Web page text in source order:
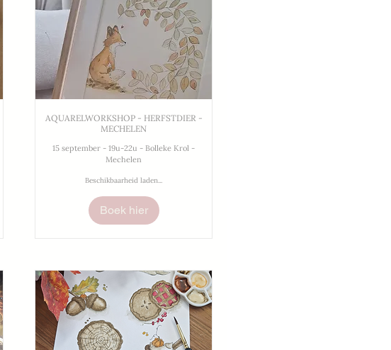
AQUARELWORKSHOP - HERFSTDIER -
MECHELEN
15 september - 19u-22u - Bolleke Krol -
Mechelen
Beschikbaarheid laden...
Boek hier